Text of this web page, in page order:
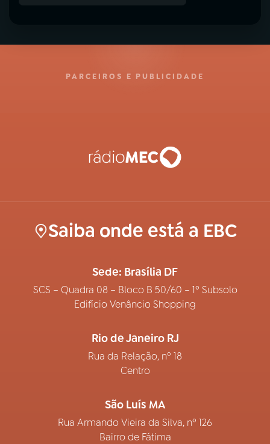
PARCEIROS E PUBLICIDADE
Saiba onde está a EBC
Sede: Brasília DF
SCS – Quadra 08 – Bloco B 50/60 – 1º Subsolo
Edifício Venâncio Shopping
Rio de Janeiro RJ
Rua da Relação, nº 18
Centro
São Luís MA
Rua Armando Vieira da Silva, nº 126
Bairro de Fátima